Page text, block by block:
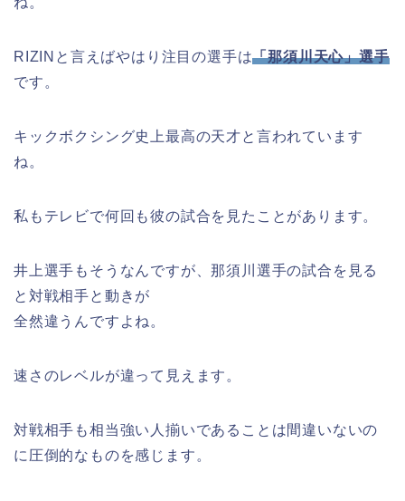
RIZINと言えばやはり注目の選手は「那須川天心」選手
です。
キックボクシング史上最高の天才と言われています
ね。
私もテレビで何回も彼の試合を見たことがあります。
井上選手もそうなんですが、那須川選手の試合を見る
と対戦相手と動きが
全然違うんですよね。
速さのレベルが違って見えます。
対戦相手も相当強い人揃いであることは間違いないの
に圧倒的なものを感じます。